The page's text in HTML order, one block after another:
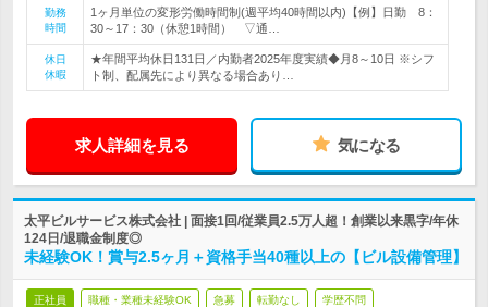
勤務
時間
1ヶ月単位の変形労働時間制(週平均40時間以内)【例】日勤 8：
30～17：30（休憩1時間） ▽通…
休日
休暇
★年間平均休日131日／内勤者2025年度実績◆月8～10日 ※シフ
ト制、配属先により異なる場合あり…
求人詳細を見る 気になる
太平ビルサービス株式会社 | 面接1回/従業員2.5万人超！創業以来黒字/年休
124日/退職金制度◎
未経験OK！賞与2.5ヶ月＋資格手当40種以上の【ビル設備管理】
正社員 職種・業種未経験OK 急募 転勤なし 学歴不問